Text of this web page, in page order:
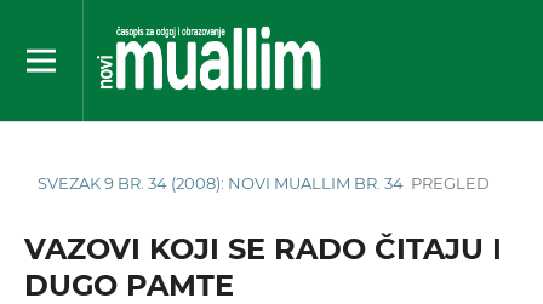
SVEZAK 9 BR. 34 (2008): NOVI MUALLIM BR. 34 PREGLED
VAZOVI KOJI SE RADO ČITAJU I
DUGO PAMTE